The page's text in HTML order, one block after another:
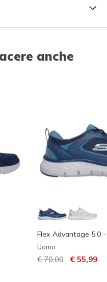
anche
Flex Advantage 5.0 -
Uomo
Prezzo ridotto da
€ 70,00per€ 55,99